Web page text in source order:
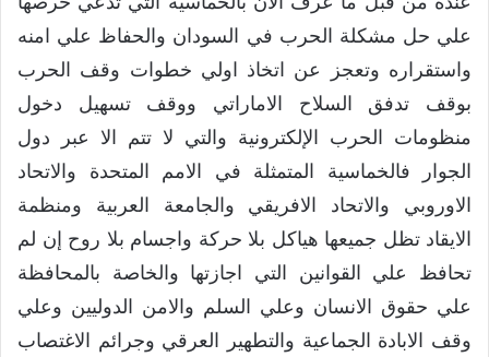
علي حل مشكلة الحرب في السودان والحفاظ علي امنه
واستقراره وتعجز عن اتخاذ اولي خطوات وقف الحرب
بوقف تدفق السلاح الاماراتي ووقف تسهيل دخول
منظومات الحرب الإلكترونية والتي لا تتم الا عبر دول
الجوار فالخماسية المتمثلة في الامم المتحدة والاتحاد
الاوروبي والاتحاد الافريقي والجامعة العربية ومنظمة
الايقاد تظل جميعها هياكل بلا حركة واجسام بلا روح إن لم
تحافظ علي القوانين التي اجازتها والخاصة بالمحافظة
علي حقوق الانسان وعلي السلم والامن الدوليين وعلي
وقف الابادة الجماعية والتطهير العرقي وجرائم الاغتصاب